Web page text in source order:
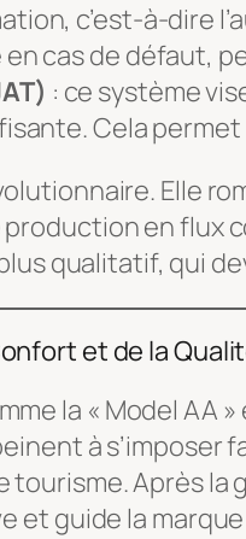
c’est-à-dire
en cas de
: ce système
Cela permet
Elle
en flux
qualitatif, qui
et de la
la « Model AA
à s’imposer
Après la
et guide la